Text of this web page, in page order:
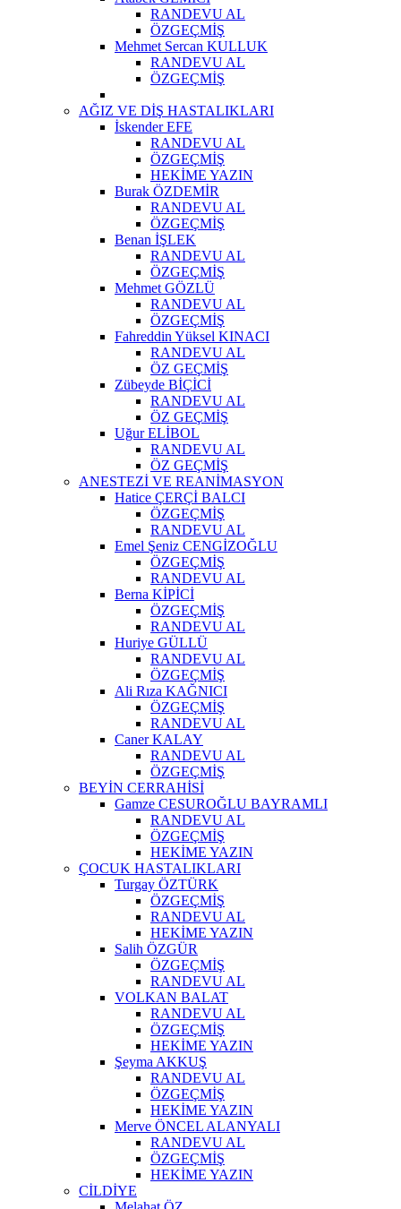
RANDEVU AL
ÖZGEÇMİŞ
Mehmet Sercan KULLUK
RANDEVU AL
ÖZGEÇMİŞ
AĞIZ VE DİŞ HASTALIKLARI
İskender EFE
RANDEVU AL
ÖZGEÇMİŞ
HEKİME YAZIN
Burak ÖZDEMİR
RANDEVU AL
ÖZGEÇMİŞ
Benan İŞLEK
RANDEVU AL
ÖZGEÇMİŞ
Mehmet GÖZLÜ
RANDEVU AL
ÖZGEÇMİŞ
Fahreddin Yüksel KINACI
RANDEVU AL
ÖZ GEÇMİŞ
Zübeyde BİÇİCİ
RANDEVU AL
ÖZ GEÇMİŞ
Uğur ELİBOL
RANDEVU AL
ÖZ GEÇMİŞ
ANESTEZİ VE REANİMASYON
Hatice ÇERÇİ BALCI
ÖZGEÇMİŞ
RANDEVU AL
Emel Şeniz CENGİZOĞLU
ÖZGEÇMİŞ
RANDEVU AL
Berna KİPİCİ
ÖZGEÇMİŞ
RANDEVU AL
Huriye GÜLLÜ
RANDEVU AL
ÖZGEÇMİŞ
Ali Rıza KAĞNICI
ÖZGEÇMİŞ
RANDEVU AL
Caner KALAY
RANDEVU AL
ÖZGEÇMİŞ
BEYİN CERRAHİSİ
Gamze CESUROĞLU BAYRAMLI
RANDEVU AL
ÖZGEÇMİŞ
HEKİME YAZIN
ÇOCUK HASTALIKLARI
Turgay ÖZTÜRK
ÖZGEÇMİŞ
RANDEVU AL
HEKİME YAZIN
Salih ÖZGÜR
ÖZGEÇMİŞ
RANDEVU AL
VOLKAN BALAT
RANDEVU AL
ÖZGEÇMİŞ
HEKİME YAZIN
Şeyma AKKUŞ
RANDEVU AL
ÖZGEÇMİŞ
HEKİME YAZIN
Merve ÖNCEL ALANYALI
RANDEVU AL
ÖZGEÇMİŞ
HEKİME YAZIN
CİLDİYE